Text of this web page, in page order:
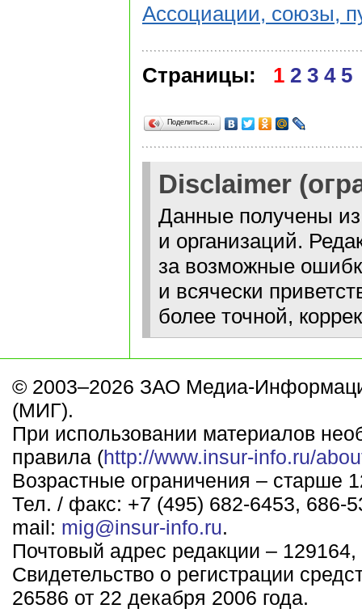
Ассоциации, союзы,
Страницы: 1 2 3 4 5
Поделиться…
Disclaimer
Данные получены
и организаций.
за возможные
и всячески
более точной,
© 2003–2026 ЗАО Медиа-
(МИГ).
При использовании материалов
правила (http://www.insur-info.ru/
Возрастные ограничения – старше
Тел. / факс: +7 (495) 682-6453, 686-
mail: mig@insur-info.ru.
Почтовый адрес редакции –
Свидетельство о регистрации
26586 от 22 декабря 2006 года.